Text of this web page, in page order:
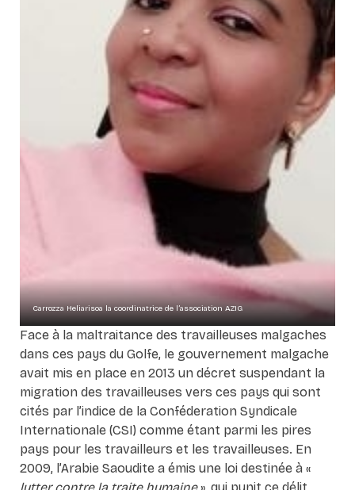
Carrozza Heliarisoa la coordinatrice de l’association AZIG
Face à la maltraitance des travailleuses malgaches
dans ces pays du Golfe, le gouvernement malgache
avait mis en place en 2013 un décret suspendant la
migration des travailleuses vers ces pays qui sont
cités par l’indice de la Conféderation Syndicale
Internationale (CSI) comme étant parmi les pires
pays pour les travailleurs et les travailleuses. En
2009, l’Arabie Saoudite a émis une loi destinée à «